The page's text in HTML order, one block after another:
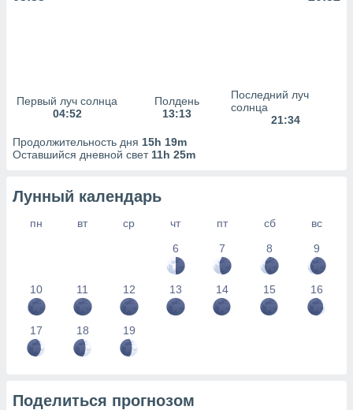
Первый луч солнца
04:52
Полдень
13:13
Последний луч
солнца
21:34
Продолжительность дня 15h 19m
Оставшийся дневной свет 11h 25m
Лунный календарь
пн вт ср чт пт сб
вс
6
7 8 9
10 11 12 13 14 15 16
17 18 19
Поделиться прогнозом